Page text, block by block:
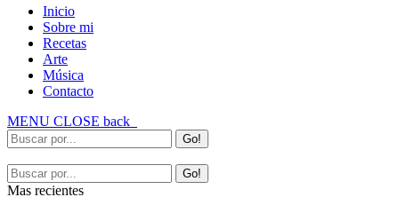
Inicio
Sobre mi
Recetas
Arte
Música
Contacto
MENU CLOSE back
Mas recientes